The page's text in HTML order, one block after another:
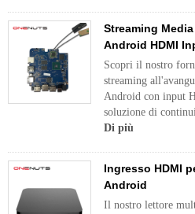
Streaming
Android HDMI
Scopri il nostro
streaming
Android con input
soluzione di
Di più
Ingresso HDMI
Android
Il nostro lettore